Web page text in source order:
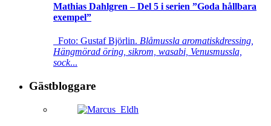
Mathias Dahlgren – Del 5 i serien ”Goda hållbara
exempel”
Foto: Gustaf Björlin. Blåmussla aromatiskdressing,
Hängmörad öring, sikrom, wasabi, Venusmussla,
sock...
Gästbloggare